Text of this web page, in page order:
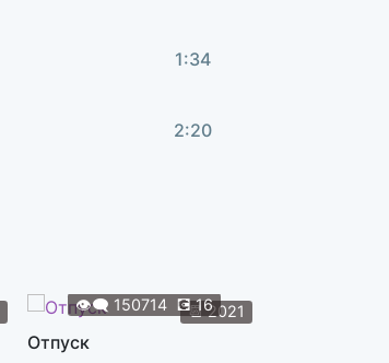
1:34
2:20
📆2021
👁️‍🗨️ 150714 💽16
Отпуск